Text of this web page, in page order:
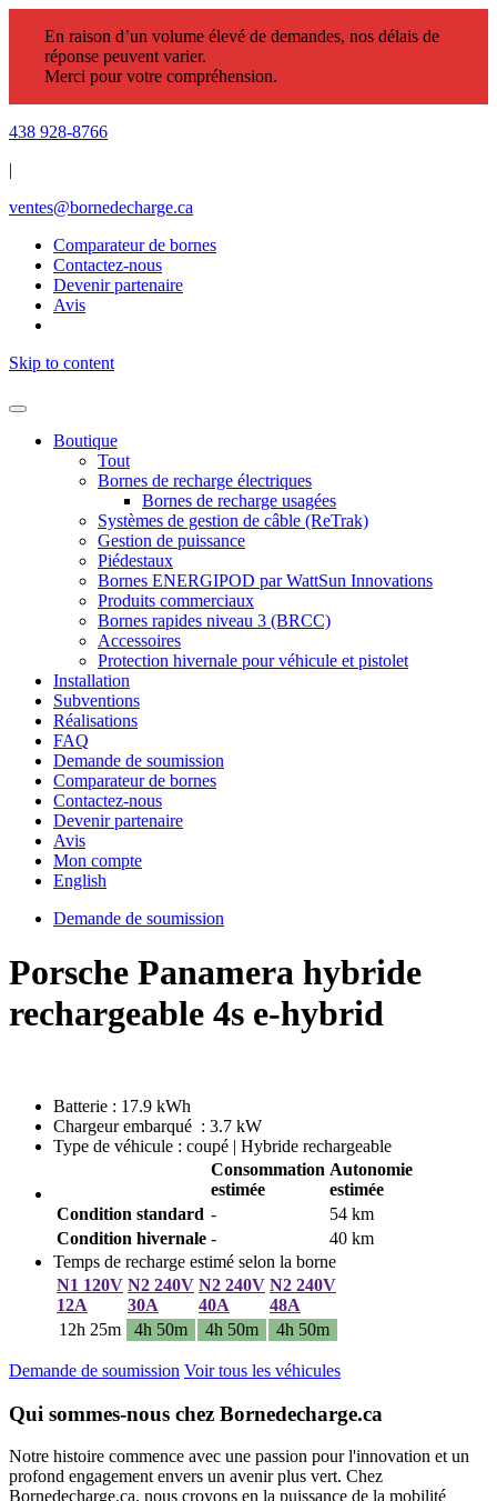
En raison d’un volume élevé de demandes, nos délais de
réponse peuvent varier.
Merci pour votre compréhension.
438 928-8766
|
ventes@bornedecharge.ca
Comparateur de bornes
Contactez-nous
Devenir partenaire
Avis
Skip to content
Boutique
Tout
Bornes de recharge électriques
Bornes de recharge usagées
Systèmes de gestion de câble (ReTrak)
Gestion de puissance
Piédestaux
Bornes ENERGIPOD par WattSun Innovations
Produits commerciaux
Bornes rapides niveau 3 (BRCC)
Accessoires
Protection hivernale pour véhicule et pistolet
Installation
Subventions
Réalisations
FAQ
Demande de soumission
Comparateur de bornes
Contactez-nous
Devenir partenaire
Avis
Mon compte
English
Demande de soumission
Porsche Panamera hybride
rechargeable 4s e-hybrid
Batterie : 17.9 kWh
Chargeur embarqué : 3.7 kW
Type de véhicule : coupé | Hybride rechargeable
Consommation
estimée
Autonomie
estimée
Condition standard -
54 km
Condition hivernale -
40 km
Temps de recharge estimé selon la borne
N1 120V
12A
N2 240V
30A
N2 240V
40A
N2 240V
48A
12h 25m
4h 50m 4h 50m 4h 50m
Demande de soumission Voir tous les véhicules
Qui sommes-nous chez Bornedecharge.ca
Notre histoire commence avec une passion pour l'innovation et un
profond engagement envers un avenir plus vert. Chez
Bornedecharge.ca, nous croyons en la puissance de la mobilité